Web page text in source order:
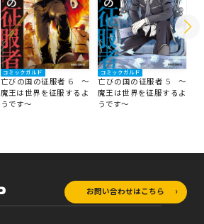
コミックガルド
亡びの国の征服者 6 ～
魔王は世界を征服するよ
うです～
コミックガルド
亡びの国の征服者 5 ～
魔王は世界を征服するよ
うです～
お問い合わせはこちら